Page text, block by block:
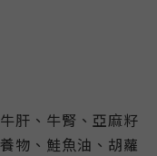
肝、牛腎、亞麻籽
物、鮭魚油、胡蘿